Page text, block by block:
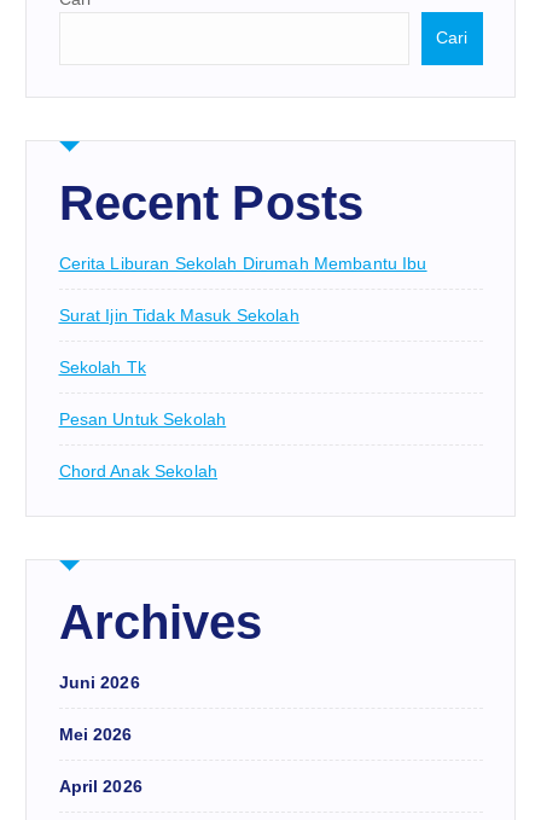
Cari
Recent Posts
Cerita Liburan Sekolah Dirumah Membantu Ibu
Surat Ijin Tidak Masuk Sekolah
Sekolah Tk
Pesan Untuk Sekolah
Chord Anak Sekolah
Archives
Juni 2026
Mei 2026
April 2026